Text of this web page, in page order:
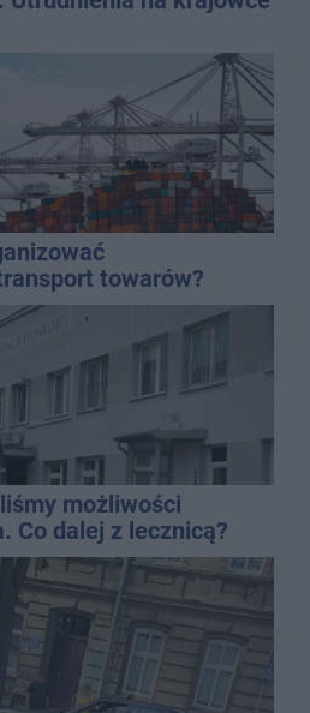
towarów?
możliwości
Co dalej z lecznicą?